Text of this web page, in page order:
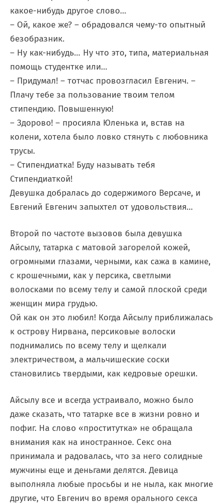
какое-нибудь другое слово…
– Ой, какое же? – обрадовался чему-то опытный
безобразник.
– Ну как-нибудь… Ну что это, типа, материальная
помощь студентке или…
– Придумал! – тотчас провозгласил Евгенич. –
Плачу тебе за пользование твоим телом
стипендию. Повышенную!
– Здорово! – просияла Юленька и, встав на
колени, хотела было ловко стянуть с любовника
трусы.
– Стипендиатка! Буду называть тебя
Стипендиаткой!
Девушка добралась до содержимого Версаче, и
Евгений Евгенич запыхтел от удовольствия…
Второй по частоте вызовов была девушка
Айсылу, татарка с матовой загорелой кожей,
огромными глазами, черными, как сажа в камине,
с крошечными, как у персика, светлыми
волосками по всему телу и самой плоской среди
женщин мира грудью.
Ой как он это любил! Когда Айсылу приближалась
к острову Нирвана, персиковые волоски
поднимались по всему телу и щелкали
электричеством, а мальчишеские соски
становились твердыми, как кедровые орешки.
Айсылу все и всегда устраивало, можно было
даже сказать, что татарке все в жизни ровно и
пофиг. На слово «проститутка» не обращала
внимания как на иностранное. Секс она
принимала и радовалась, что за него солидные
мужчины еще и деньгами делятся. Девица
выполняла любые просьбы и не ныла, как многие
другие, что Евгенич во время орального секса